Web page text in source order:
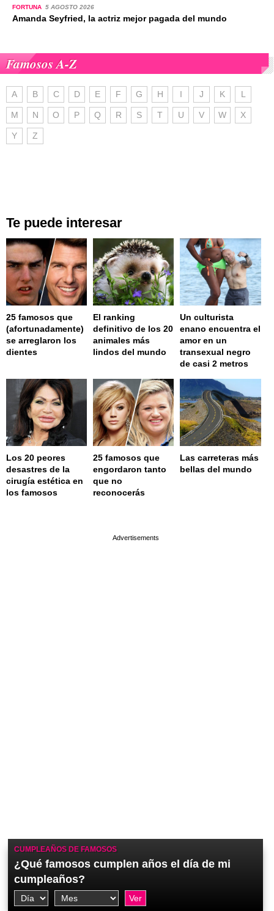
FORTUNA 5 AGOSTO 2026
Amanda Seyfried, la actriz mejor pagada del mundo
Famosos A-Z
A B C D E F G H I J K L
M N O P Q R S T U V W X
Y Z
Te puede interesar
25 famosos que
(afortunadamente)
se arreglaron los
dientes
El ranking
definitivo de los 20
animales más
lindos del mundo
Un culturista
enano encuentra el
amor en un
transexual negro
de casi 2 metros
Los 20 peores
desastres de la
cirugía estética en
los famosos
25 famosos que
engordaron tanto
que no
reconocerás
Las carreteras más
bellas del mundo
CUMPLEAÑOS DE FAMOSOS
¿Qué famosos cumplen años el día de mi
cumpleaños?